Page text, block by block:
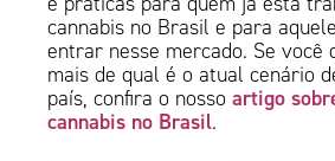
cannabis no Brasil e para
entrar nesse mercado. Se você
mais de qual é o atual cenário
país, confira o nossoartigo
cannabis no Brasil.